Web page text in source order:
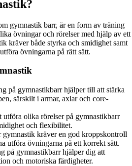
gymnastik barr, är en form av träning
övningar och rörelser med hjälp av ett
kräver både styrka och smidighet samt
övningarna på rätt sätt.
på gymnastikbarr hjälper till att stärka
särskilt i armar, axlar och core-
utföra olika rörelser på gymnastikbarr
och flexibilitet.
gymnastik kräver en god kroppskontroll
utföra övningarna på ett korrekt sätt.
på gymnastikbarr hjälper dig att
och motoriska färdigheter.